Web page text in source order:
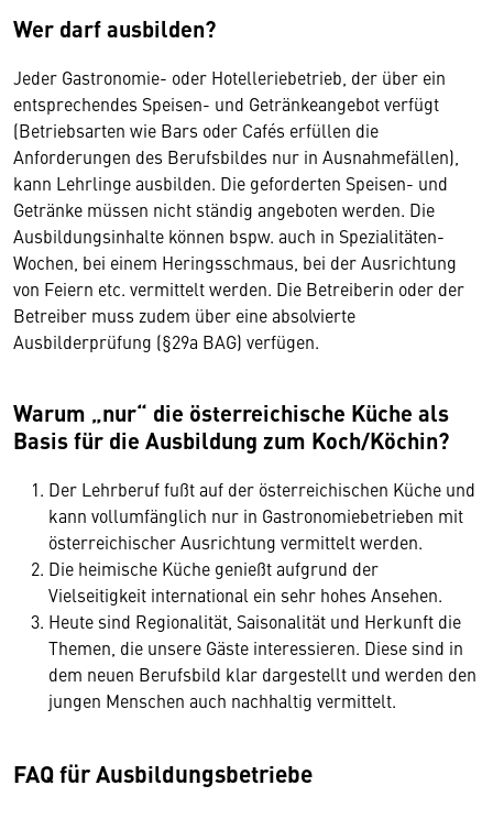
Wer darf ausbilden?
Jeder Gastronomie- oder Hotelleriebetrieb, der über ein
entsprechendes Speisen- und Getränkeangebot verfügt
(Betriebsarten wie Bars oder Cafés erfüllen die
Anforderungen des Berufsbildes nur in Ausnahmefällen),
kann Lehrlinge ausbilden. Die geforderten Speisen- und
Getränke müssen nicht ständig angeboten werden. Die
Ausbildungsinhalte können bspw. auch in Spezialitäten-
Wochen, bei einem Heringsschmaus, bei der Ausrichtung
von Feiern etc. vermittelt werden. Die Betreiberin oder der
Betreiber muss zudem über eine absolvierte
Ausbilderprüfung (§29a BAG) verfügen.
Warum „nur“ die österreichische Küche als
Basis für die Ausbildung zum Koch/Köchin?
Der Lehrberuf fußt auf der österreichischen Küche und
kann vollumfänglich nur in Gastronomiebetrieben mit
österreichischer Ausrichtung vermittelt werden.
Die heimische Küche genießt aufgrund der
Vielseitigkeit international ein sehr hohes Ansehen.
Heute sind Regionalität, Saisonalität und Herkunft die
Themen, die unsere Gäste interessieren. Diese sind in
dem neuen Berufsbild klar dargestellt und werden den
jungen Menschen auch nachhaltig vermittelt.
FAQ für Ausbildungsbetriebe